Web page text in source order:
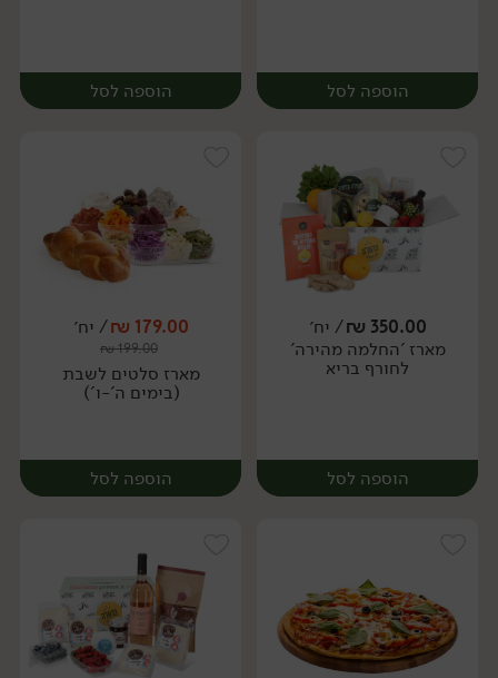
הוספה לסל
יח׳
הוספה לסל
יח׳
350.00
₪/ יח׳
מארז 'החלמה מהירה'
לחורף בריא
הוספה לסל
179.00
₪/ יח׳
199.00
₪
מארז סלטים לשבת
(בימים ה'-ו')
הוספה לסל